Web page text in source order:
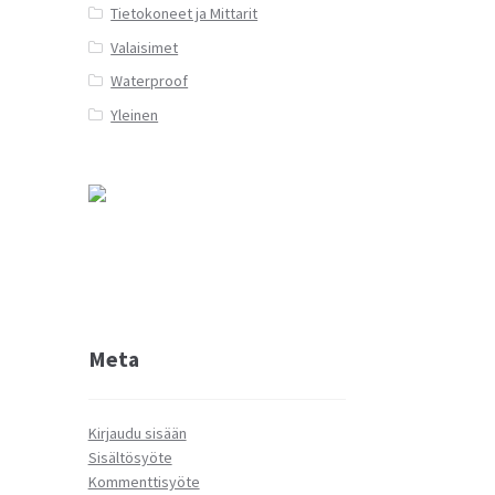
Tietokoneet ja Mittarit
Valaisimet
Waterproof
Yleinen
Meta
Kirjaudu sisään
Sisältösyöte
Kommenttisyöte